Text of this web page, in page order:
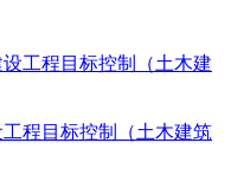
程目标控制（土木建筑